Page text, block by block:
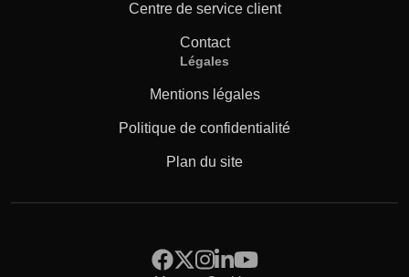
Centre de service client
Contact
Légales
Mentions légales
Politique de confidentialité
Plan du site